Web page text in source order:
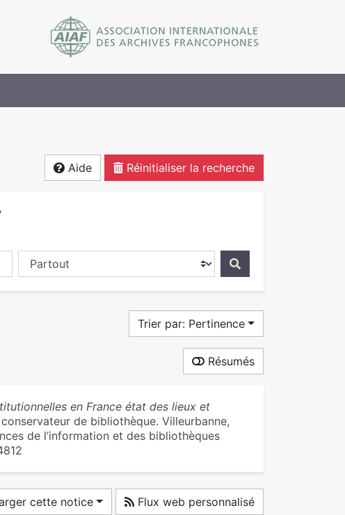
Aide Réinitialiser la recherche
Chercher dans...
Trier par: Pertinence
Résumés
en France état des lieux et
de bibliothèque. Villeurbanne,
de l’information et des bibliothèques
cette notice Flux web personnalisé